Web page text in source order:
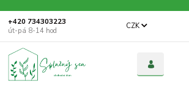
CZK
+420 734303223
út-pá 8-14 hod